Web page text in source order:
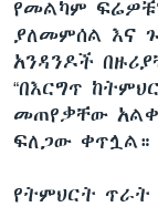
የመልካም
ያለመምሰል እና
አንዳንዶች
“በእርግጥ
መጠየቃቸው
ፍለጋው ቀጥሏል።
የትምህርት